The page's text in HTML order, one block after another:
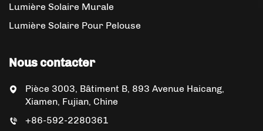
Lumière Solaire Murale
Lumière Solaire Pour Pelouse
Nous contacter
Pièce 3003, Bâtiment B, 893 Avenue Haicang,
Xiamen, Fujian, Chine
+86-592-2280361